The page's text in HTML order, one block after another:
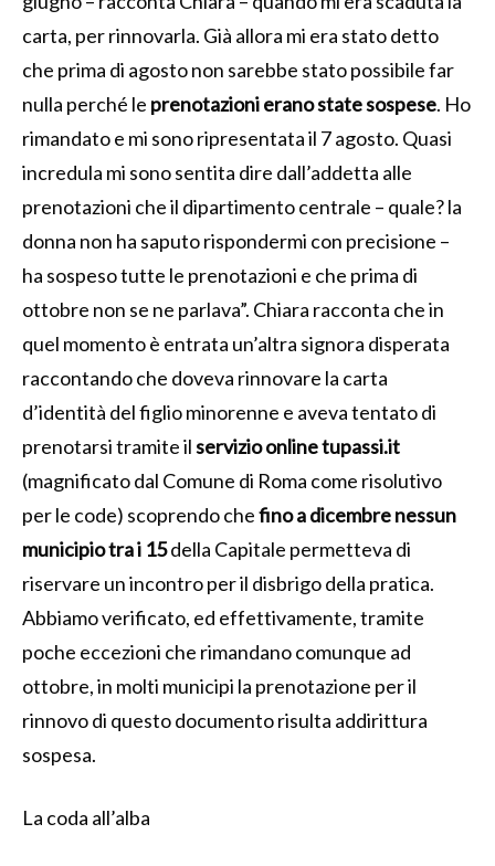
carta, per rinnovarla. Già allora mi era stato detto
che prima di agosto non sarebbe stato possibile far
nulla perché le prenotazioni erano state sospese. Ho
rimandato e mi sono ripresentata il 7 agosto. Quasi
incredula mi sono sentita dire dall’addetta alle
prenotazioni che il dipartimento centrale – quale? la
donna non ha saputo rispondermi con precisione –
ha sospeso tutte le prenotazioni e che prima di
ottobre non se ne parlava”. Chiara racconta che in
quel momento è entrata un’altra signora disperata
raccontando che doveva rinnovare la carta
d’identità del figlio minorenne e aveva tentato di
prenotarsi tramite ilservizio online tupassi.it
(magnificato dal Comune di Roma come risolutivo
per le code) scoprendo chefino a dicembre nessun
municipio tra i 15della Capitale permetteva di
riservare un incontro per il disbrigo della pratica.
Abbiamo verificato, ed effettivamente, tramite
poche eccezioni che rimandano comunque ad
ottobre, in molti municipi la prenotazione per il
rinnovo di questo documento risulta addirittura
sospesa.
La coda all’alba